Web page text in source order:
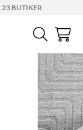
23 BUTIKER